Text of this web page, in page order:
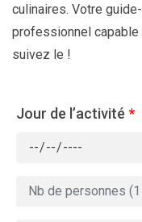
culinaires. Votre
professionnel
suivez le !
Jour de l’activité *